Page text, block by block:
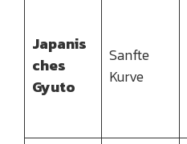
Japanis
ches
Gyuto
Sanfte
Kurve